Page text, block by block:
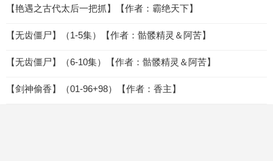
【艳遇之古代太后一把抓】【作者：霸绝天下】
【无齿僵尸】（1-5集）【作者：骷髅精灵＆阿苦】
【无齿僵尸】（6-10集）【作者：骷髅精灵＆阿苦】
【剑神偷香】（01-96+98）【作者：香主】